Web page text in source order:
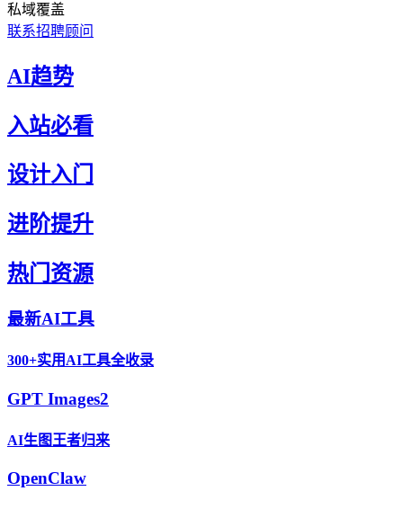
私域覆盖
联系招聘顾问
AI趋势
入站必看
设计入门
进阶提升
热门资源
最新AI工具
300+实用AI工具全收录
GPT Images2
AI生图王者归来
OpenClaw